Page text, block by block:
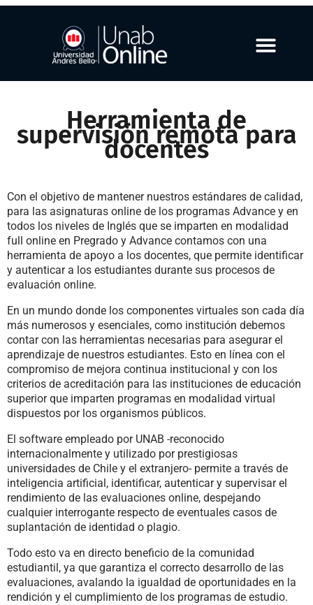
Herramienta de
supervisión remota para
docentes
Con el objetivo de mantener nuestros estándares de calidad,
para las asignaturas online de los programas Advance y en
todos los niveles de Inglés que se imparten en modalidad
full online en Pregrado y Advance contamos con una
herramienta de apoyo a los docentes, que permite identificar
y autenticar a los estudiantes durante sus procesos de
evaluación online.
En un mundo donde los componentes virtuales son cada día
más numerosos y esenciales, como institución debemos
contar con las herramientas necesarias para asegurar el
aprendizaje de nuestros estudiantes. Esto en línea con el
compromiso de mejora continua institucional y con los
criterios de acreditación para las instituciones de educación
superior que imparten programas en modalidad virtual
dispuestos por los organismos públicos.
El software empleado por UNAB -reconocido
internacionalmente y utilizado por prestigiosas
universidades de Chile y el extranjero- permite a través de
inteligencia artificial, identificar, autenticar y supervisar el
rendimiento de las evaluaciones online, despejando
cualquier interrogante respecto de eventuales casos de
suplantación de identidad o plagio.
Todo esto va en directo beneficio de la comunidad
estudiantil, ya que garantiza el correcto desarrollo de las
evaluaciones, avalando la igualdad de oportunidades en la
rendición y el cumplimiento de los programas de estudio.